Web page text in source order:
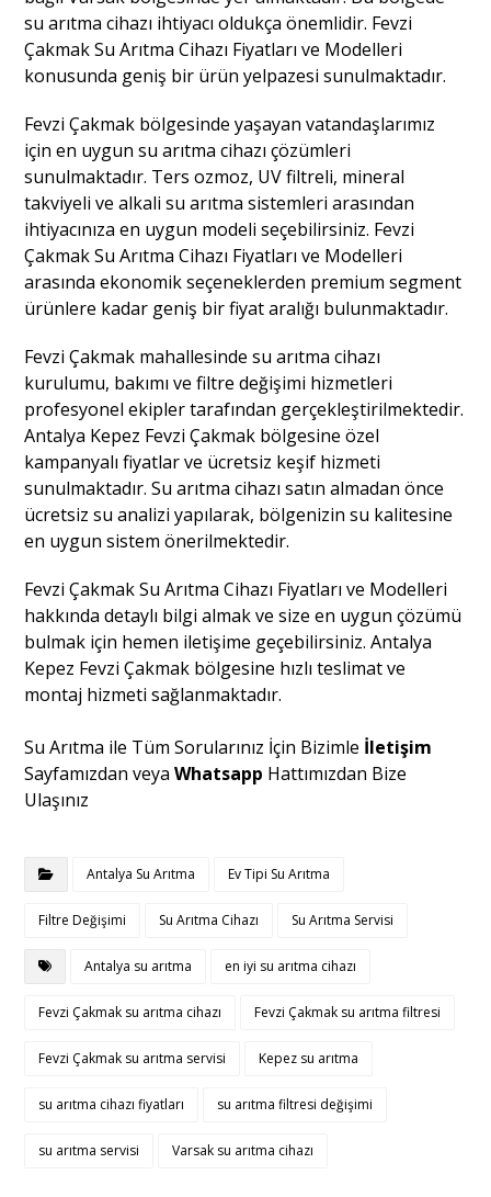
su arıtma cihazı ihtiyacı oldukça önemlidir. Fevzi
Çakmak Su Arıtma Cihazı Fiyatları ve Modelleri
konusunda geniş bir ürün yelpazesi sunulmaktadır.
Fevzi Çakmak bölgesinde yaşayan vatandaşlarımız
için en uygun su arıtma cihazı çözümleri
sunulmaktadır. Ters ozmoz, UV filtreli, mineral
takviyeli ve alkali su arıtma sistemleri arasından
ihtiyacınıza en uygun modeli seçebilirsiniz. Fevzi
Çakmak Su Arıtma Cihazı Fiyatları ve Modelleri
arasında ekonomik seçeneklerden premium segment
ürünlere kadar geniş bir fiyat aralığı bulunmaktadır.
Fevzi Çakmak mahallesinde su arıtma cihazı
kurulumu, bakımı ve filtre değişimi hizmetleri
profesyonel ekipler tarafından gerçekleştirilmektedir.
Antalya Kepez Fevzi Çakmak bölgesine özel
kampanyalı fiyatlar ve ücretsiz keşif hizmeti
sunulmaktadır. Su arıtma cihazı satın almadan önce
ücretsiz su analizi yapılarak, bölgenizin su kalitesine
en uygun sistem önerilmektedir.
Fevzi Çakmak Su Arıtma Cihazı Fiyatları ve Modelleri
hakkında detaylı bilgi almak ve size en uygun çözümü
bulmak için hemen iletişime geçebilirsiniz. Antalya
Kepez Fevzi Çakmak bölgesine hızlı teslimat ve
montaj hizmeti sağlanmaktadır.
Su Arıtma ile Tüm Sorularınız İçin Bizimle İletişim
Sayfamızdan veyaWhatsapp Hattımızdan Bize
Ulaşınız
Antalya Su Arıtma Ev Tipi Su Arıtma
Filtre Değişimi Su Arıtma Cihazı Su Arıtma Servisi
Antalya su arıtma en iyi su arıtma cihazı
Fevzi Çakmak su arıtma cihazı Fevzi Çakmak su arıtma filtresi
Fevzi Çakmak su arıtma servisi Kepez su arıtma
su arıtma cihazı fiyatları su arıtma filtresi değişimi
su arıtma servisi Varsak su arıtma cihazı